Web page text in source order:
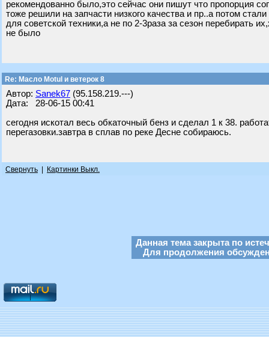
рекомендованно было,это сейчас они пишут что пропорция
тоже решили на запчасти низкого качества и пр..а потом
для советской техники,а не по 2-3раза за сезон перебирать
не было
Re: Масло Motul и ветерок 8
Автор: Sanek67 (95.158.219.---)
Дата: 28-06-15 00:41
сегодня искотал весь обкаточный бенз и сделал 1 к 38.
перегазовки.завтра в сплав по реке Десне собираюсь.
Свернуть Картинки Выкл.
Данная тема закрыта по
Для продолжения